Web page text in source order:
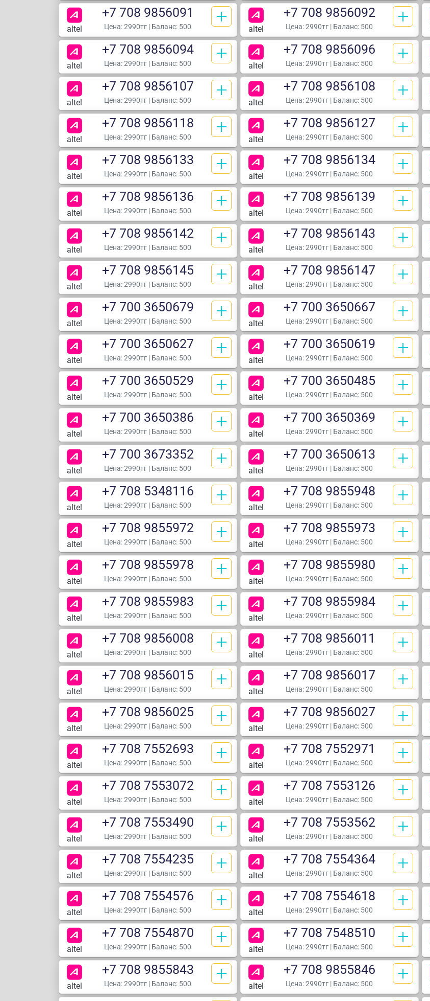
altel
+7 708 9856091
Цена:2990тг | Баланс: 500 altel
+7 708 9856092
Цена:2990тг | Баланс: 500
altel
+7 708 9856094
Цена:2990тг | Баланс: 500 altel
+7 708 9856096
Цена:2990тг | Баланс: 500
altel
+7 708 9856107
Цена:2990тг | Баланс: 500 altel
+7 708 9856108
Цена:2990тг | Баланс: 500
altel
+7 708 9856118
Цена:2990тг | Баланс: 500 altel
+7 708 9856127
Цена:2990тг | Баланс: 500
altel
+7 708 9856133
Цена:2990тг | Баланс: 500 altel
+7 708 9856134
Цена:2990тг | Баланс: 500
altel
+7 708 9856136
Цена:2990тг | Баланс: 500 altel
+7 708 9856139
Цена:2990тг | Баланс: 500
altel
+7 708 9856142
Цена:2990тг | Баланс: 500 altel
+7 708 9856143
Цена:2990тг | Баланс: 500
altel
+7 708 9856145
Цена:2990тг | Баланс: 500 altel
+7 708 9856147
Цена:2990тг | Баланс: 500
altel
+7 700 3650679
Цена:2990тг | Баланс: 500 altel
+7 700 3650667
Цена:2990тг | Баланс: 500
altel
+7 700 3650627
Цена:2990тг | Баланс: 500 altel
+7 700 3650619
Цена:2990тг | Баланс: 500
altel
+7 700 3650529
Цена:2990тг | Баланс: 500 altel
+7 700 3650485
Цена:2990тг | Баланс: 500
altel
+7 700 3650386
Цена:2990тг | Баланс: 500 altel
+7 700 3650369
Цена:2990тг | Баланс: 500
altel
+7 700 3673352
Цена:2990тг | Баланс: 500 altel
+7 700 3650613
Цена:2990тг | Баланс: 500
altel
+7 708 5348116
Цена:2990тг | Баланс: 500 altel
+7 708 9855948
Цена:2990тг | Баланс: 500
altel
+7 708 9855972
Цена:2990тг | Баланс: 500 altel
+7 708 9855973
Цена:2990тг | Баланс: 500
altel
+7 708 9855978
Цена:2990тг | Баланс: 500 altel
+7 708 9855980
Цена:2990тг | Баланс: 500
altel
+7 708 9855983
Цена:2990тг | Баланс: 500 altel
+7 708 9855984
Цена:2990тг | Баланс: 500
altel
+7 708 9856008
Цена:2990тг | Баланс: 500 altel
+7 708 9856011
Цена:2990тг | Баланс: 500
altel
+7 708 9856015
Цена:2990тг | Баланс: 500 altel
+7 708 9856017
Цена:2990тг | Баланс: 500
altel
+7 708 9856025
Цена:2990тг | Баланс: 500 altel
+7 708 9856027
Цена:2990тг | Баланс: 500
altel
+7 708 7552693
Цена:2990тг | Баланс: 500 altel
+7 708 7552971
Цена:2990тг | Баланс: 500
altel
+7 708 7553072
Цена:2990тг | Баланс: 500 altel
+7 708 7553126
Цена:2990тг | Баланс: 500
altel
+7 708 7553490
Цена:2990тг | Баланс: 500 altel
+7 708 7553562
Цена:2990тг | Баланс: 500
altel
+7 708 7554235
Цена:2990тг | Баланс: 500 altel
+7 708 7554364
Цена:2990тг | Баланс: 500
altel
+7 708 7554576
Цена:2990тг | Баланс: 500 altel
+7 708 7554618
Цена:2990тг | Баланс: 500
altel
+7 708 7554870
Цена:2990тг | Баланс: 500 altel
+7 708 7548510
Цена:2990тг | Баланс: 500
altel
+7 708 9855843
Цена:2990тг | Баланс: 500 altel
+7 708 9855846
Цена:2990тг | Баланс: 500